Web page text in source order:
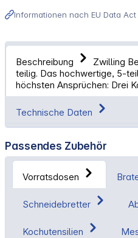
Informationen nach EU Data Act
Beschreibung
Zwilling
teilig. Das hochwertige, 5-
höchsten Ansprüchen: Drei
Technische Daten
Passendes Zubehör
Vorratsdosen
Schneidebretter
Kochutensilien